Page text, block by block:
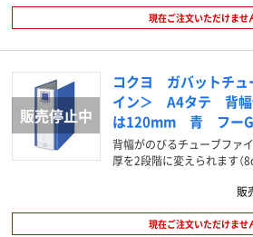
現在ご注文いただけませ
コクヨ ガバットチュ
イン＞ A4タテ 背
は120mm 青 フー
背幅がのびるチューブファ
厚を2段階に変えられます（
販
現在ご注文いただけませ